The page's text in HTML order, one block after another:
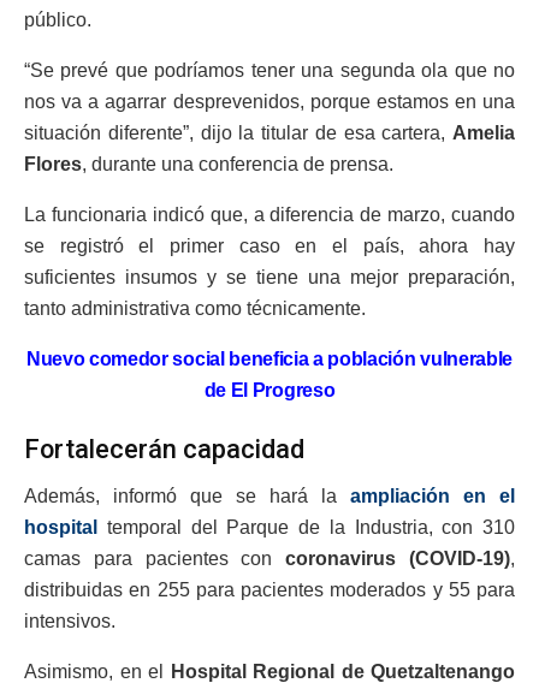
público.
“Se prevé que podríamos tener una segunda ola que no
nos va a agarrar desprevenidos, porque estamos en una
situación diferente”, dijo la titular de esa cartera, Amelia
Flores, durante una conferencia de prensa.
La funcionaria indicó que, a diferencia de marzo, cuando
se registró el primer caso en el país, ahora hay
suficientes insumos y se tiene una mejor preparación,
tanto administrativa como técnicamente.
Nuevo comedor social beneficia a población vulnerable
de El Progreso
Fortalecerán capacidad
Además, informó que se hará la ampliación en el
hospital
temporal del Parque de la Industria, con 310
camas para pacientes concoronavirus (COVID-19),
distribuidas en 255 para pacientes moderados y 55 para
intensivos.
Asimismo, en el
Hospital Regional de Quetzaltenango